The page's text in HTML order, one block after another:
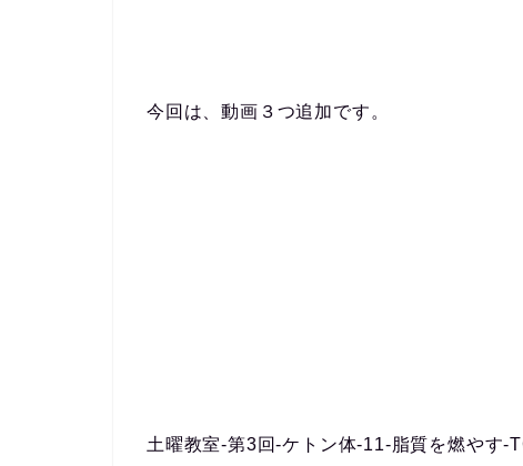
今回は、動画３つ追加です。
土曜教室-第3回-ケトン体-11-脂質を燃やす-